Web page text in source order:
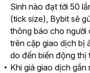
Sinh nào đạt tới 50
(tick size), Bybit sẽ
thông báo cho người
trên cặp giao dịch bị
do đến biến động thị
Khi giá giao dịch